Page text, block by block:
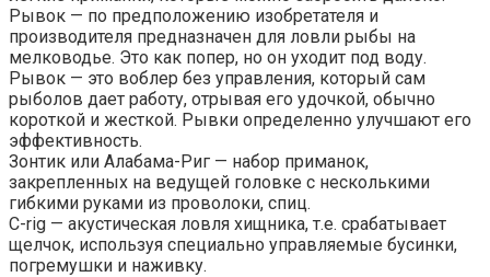
Рывок — по предположению изобретателя и
производителя предназначен для ловли рыбы на
мелководье. Это как попер, но он уходит под воду.
Рывок — это воблер без управления, который сам
рыболов дает работу, отрывая его удочкой, обычно
короткой и жесткой. Рывки определенно улучшают его
эффективность.
Зонтик или Алабама-Риг — набор приманок,
закрепленных на ведущей головке с несколькими
гибкими руками из проволоки, спиц.
C-rig — акустическая ловля хищника, т.е. срабатывает
щелчок, используя специально управляемые бусинки,
погремушки и наживку.